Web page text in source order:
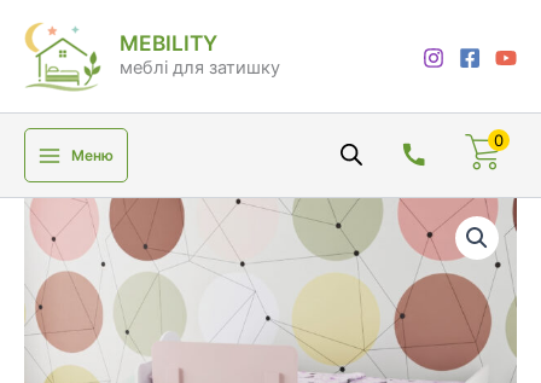
вмісту
MEBILITY
меблі для затишку
Меню
0